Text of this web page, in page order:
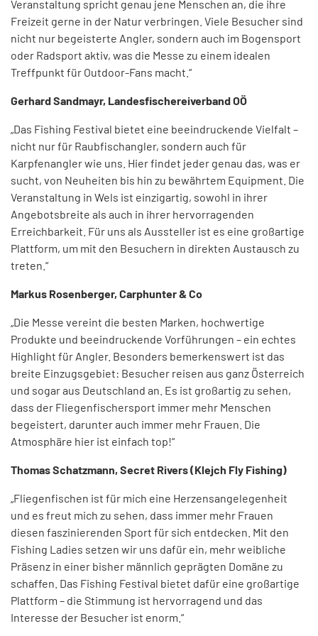
Veranstaltung spricht genau jene Menschen an, die ihre
Freizeit gerne in der Natur verbringen. Viele Besucher sind
nicht nur begeisterte Angler, sondern auch im Bogensport
oder Radsport aktiv, was die Messe zu einem idealen
Treffpunkt für Outdoor-Fans macht.“
Gerhard Sandmayr, Landesfischereiverband OÖ
„Das Fishing Festival bietet eine beeindruckende Vielfalt –
nicht nur für Raubfischangler, sondern auch für
Karpfenangler wie uns. Hier findet jeder genau das, was er
sucht, von Neuheiten bis hin zu bewährtem Equipment. Die
Veranstaltung in Wels ist einzigartig, sowohl in ihrer
Angebotsbreite als auch in ihrer hervorragenden
Erreichbarkeit. Für uns als Aussteller ist es eine großartige
Plattform, um mit den Besuchern in direkten Austausch zu
treten.“
Markus Rosenberger, Carphunter & Co
„Die Messe vereint die besten Marken, hochwertige
Produkte und beeindruckende Vorführungen – ein echtes
Highlight für Angler. Besonders bemerkenswert ist das
breite Einzugsgebiet: Besucher reisen aus ganz Österreich
und sogar aus Deutschland an. Es ist großartig zu sehen,
dass der Fliegenfischersport immer mehr Menschen
begeistert, darunter auch immer mehr Frauen. Die
Atmosphäre hier ist einfach top!“
Thomas Schatzmann, Secret Rivers (Klejch Fly Fishing)
„Fliegenfischen ist für mich eine Herzensangelegenheit
und es freut mich zu sehen, dass immer mehr Frauen
diesen faszinierenden Sport für sich entdecken. Mit den
Fishing Ladies setzen wir uns dafür ein, mehr weibliche
Präsenz in einer bisher männlich geprägten Domäne zu
schaffen. Das Fishing Festival bietet dafür eine großartige
Plattform – die Stimmung ist hervorragend und das
Interesse der Besucher ist enorm.“